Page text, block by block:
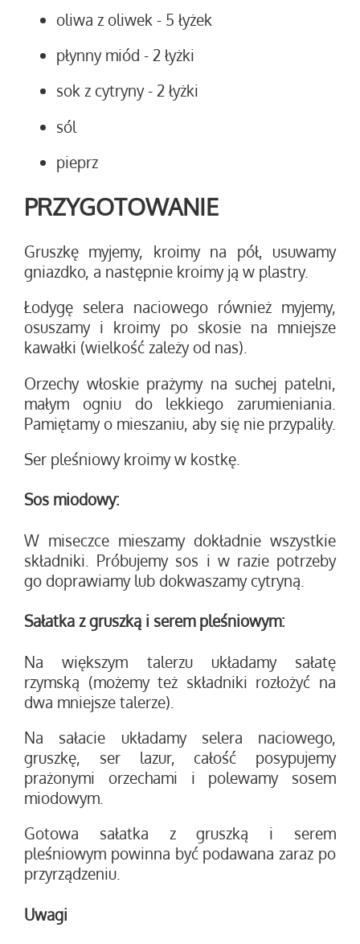
oliwa z oliwek - 5 łyżek
płynny miód - 2 łyżki
sok z cytryny- 2 łyżki
sól
pieprz
PRZYGOTOWANIE
Gruszkę myjemy, kroimy na pół, usuwamy
gniazdko, a następnie kroimy ją w plastry.
Łodygę selera naciowego również myjemy,
osuszamy i kroimy po skosie na mniejsze
kawałki (wielkość zależy od nas).
Orzechy włoskie prażymy na suchej patelni,
małym ogniu do lekkiego zarumieniania.
Pamiętamy o mieszaniu, aby się nie przypaliły.
Ser pleśniowy kroimy w kostkę.
Sos miodowy:
W miseczce mieszamy dokładnie wszystkie
składniki. Próbujemy sos i w razie potrzeby
go doprawiamy lub dokwaszamy cytryną.
Sałatka z gruszką i serem pleśniowym:
Na większym talerzu układamy sałatę
rzymską (możemy też składniki rozłożyć na
dwa mniejsze talerze).
Na sałacie układamy selera naciowego,
gruszkę, ser lazur, całość posypujemy
prażonymi orzechami i polewamy sosem
miodowym.
Gotowa sałatka z gruszką i serem
pleśniowym powinna być podawana zaraz po
przyrządzeniu.
Uwagi